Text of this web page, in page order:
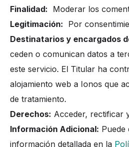
Finalidad: Moderar los
Legitimación: Por
Destinatarios y encargados
ceden o comunican datos a
este servicio. El Titular ha
alojamiento web a Ionos que
de tratamiento.
Derechos: Acceder, rectificar
Información Adicional: Puede
información detallada en la